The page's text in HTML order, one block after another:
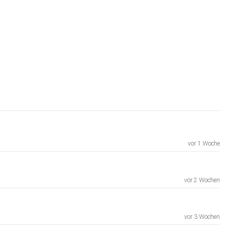
vor 1 Woche
vor 2 Wochen
vor 3 Wochen